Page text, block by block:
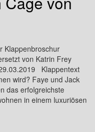
Klappenbroschur
von Katrin Frey
Klappentext
wird? Faye und Jack
das erfolgreichste
in einem luxuriösen